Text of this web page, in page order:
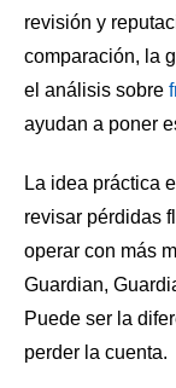
revisión y
comparación, la
el análisis sobre
ayudan a poner
La idea práctica
revisar pérdidas
operar con más
Guardian,
Puede ser la
perder la cuenta.